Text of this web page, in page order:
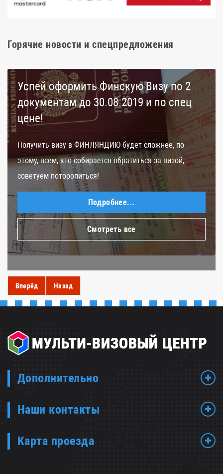
Горячие новости и спецпредложения
Успей оформить Финскую Визу по 2
документам до 30.08.2019 и по спец
цене!
Получить визу в ФИНЛЯНДИЮ будет сложнее, по-
этому, всем, кто собирается обратиться за визой,
советуем поторопиться!
Подробнее...
Смотреть все
Вперёд Назад
Дополнительно
Наши контакты
Карта проезда